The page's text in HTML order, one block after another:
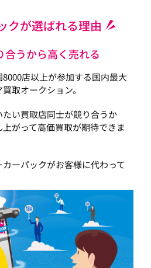
クが選ばれる理由
合うから高く売れる
店以上が参加する国内最大
取オークション。
い買取店同士が競り合うか
がって高価買取が期待できま
ーパックがお客様に代わって